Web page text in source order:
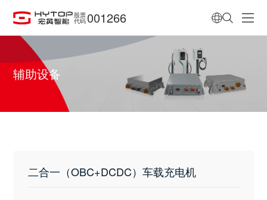
股票
代码 001266
辅助设备
二合一（OBC+DCDC）车载充电机